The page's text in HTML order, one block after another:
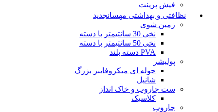
فیش پرینت
نظافتی و بهداشتی مهسانجدید
زمین شوی
نخی 30 سانتیمتر با دسته
نخی 50 سانتیمتر با دسته
PVA دسته بلند
پولیشر
حوله ای میکروفایبر بزرگ
شانیل
ست جاروب و خاک انداز
کلاسیک
جاروب